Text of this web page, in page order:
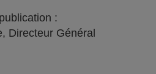
:
Directeur Général